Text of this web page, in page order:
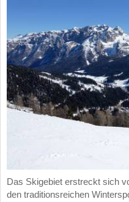
Das Skigebiet erstreckt sich
den traditionsreichen